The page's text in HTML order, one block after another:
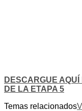
DESCARGUE
DE LA ETAPA 5
Temas relacionados